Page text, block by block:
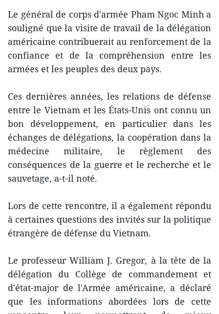
Le général de corps d'armée Pham Ngoc Minh a
souligné que la visite de travail de la délégation
américaine contribuerait au renforcement de la
confiance et de la compréhension entre les
armées et les peuples des deux pays.
Ces dernières années, les relations de défense
entre le Vietnam et les États-Unis ont connu un
bon développement, en particulier dans les
échanges de délégations, la coopération dans la
médecine militaire, le règlement des
conséquences de la guerre et le recherche et le
sauvetage, a-t-il noté.
Lors de cette r​encontre, il a également répondu
à certaines questions des invités sur la politique
étrangère de défense du Vietnam.
Le professeur William J. Gregor, à la tête de la
délégation du Collège de commandement et
d'état-major de l'Armée américaine, a déclaré
que les informations abordées lors de cette